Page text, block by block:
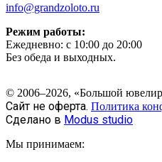
info@grandzoloto.ru
Режим работы:
Ежедневно: с 10:00 до 20:00
Без обеда и выходных.
© 2006–2026, «Большой
Сайт не оферта. Политика
Сделано в Modus studio
Мы принимаем: